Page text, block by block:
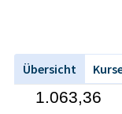
Übersicht
1.063,36